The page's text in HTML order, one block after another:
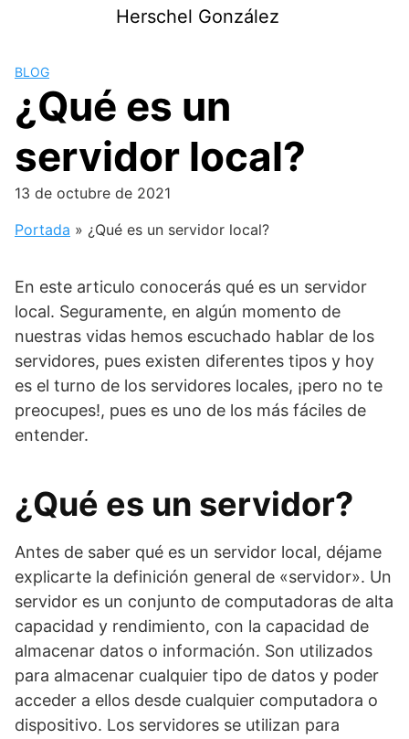
Herschel González
BLOG
¿Qué es un
servidor local?
13 de octubre de 2021
Portada » ¿Qué es un servidor local?
En este articulo conocerás qué es un servidor
local. Seguramente, en algún momento de
nuestras vidas hemos escuchado hablar de los
servidores, pues existen diferentes tipos y hoy
es el turno de los servidores locales, ¡pero no te
preocupes!, pues es uno de los más fáciles de
entender.
¿Qué es un servidor?
Antes de saber qué es un servidor local, déjame
explicarte la definición general de «servidor». Un
servidor es un conjunto de computadoras de alta
capacidad y rendimiento, con la capacidad de
almacenar datos o información. Son utilizados
para almacenar cualquier tipo de datos y poder
acceder a ellos desde cualquier computadora o
dispositivo. Los servidores se utilizan para